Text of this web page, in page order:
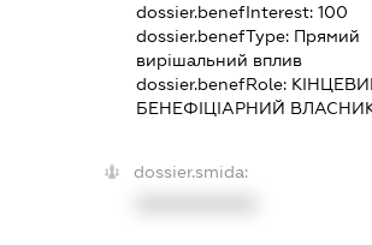
dossier.benefInterest:100
dossier.benefType: Прямий
вирішальний вплив
dossier.benefRole:
БЕНЕФІЦІАРНИЙ
dossier.smida: